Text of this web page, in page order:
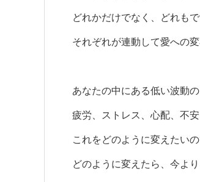
どれかだけでなく、どれもで
それぞれが連動して愛への
あなたの中にある低い波動
疲労、ストレス、心配、不
これをどのように変えたいの
どのように変えたら、今よ